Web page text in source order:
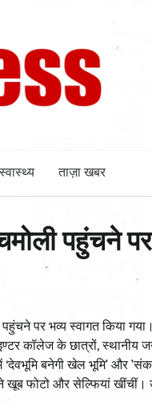
स्वास्थ्य ताज़ा खबर
पहुंचने
पहुंचने पर भव्य स्वागत किया
कॉलेज के छात्रों, स्थानीय
‘देवभूमि बनेगी खेल भूमि’ और
फोटो और सेल्फियां खींचीं।